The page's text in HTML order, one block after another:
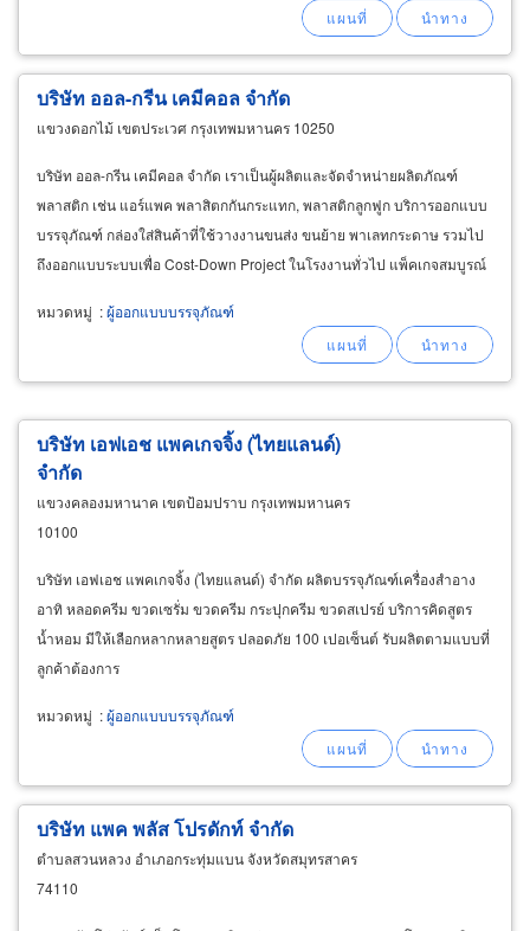
บริษัท ออล-กรีน เคมีคอล จำกัด
แขวงดอกไม้ เขตประเวศ กรุงเทพมหานคร 10250
บริษัท ออล-กรีน เคมีคอล จำกัด เราเป็นผู้ผลิตและจัดจำหน่ายผลิตภัณฑ์
พลาสติก เช่น แอร์แพค พลาสิตกกันกระแทก, พลาสติกลูกฟูก บริการออกแบบ
บรรจุภัณฑ์ กล่องใส่สินค้าที่ใช้วางงานขนส่ง ขนย้าย พาเลทกระดาษ รวมไป
ถึงออกแบบระบบเพื่อ Cost-Down Project ในโรงงานทั่วไป แพ็คเกจสมบูรณ์
หมวดหมู่ :ผู้ออกแบบบรรจุภัณฑ์
บริษัท เอฟเอช แพคเกจจิ้ง (ไทยแลนด์)
จำกัด
แขวงคลองมหานาค เขตป้อมปราบ กรุงเทพมหานคร
10100
บริษัท เอฟเอช แพคเกจจิ้ง (ไทยแลนด์) จำกัด ผลิตบรรจุภัณฑ์เครื่องสำอาง
อาทิ หลอดครีม ขวดเซรั่ม ขวดครีม กระปุกครีม ขวดสเปรย์ บริการคิดสูตร
น้ำหอม มีให้เลือกหลากหลายสูตร ปลอดภัย 100 เปอเซ็นต์ รับผลิตตามแบบที่
ลูกค้าต้องการ
หมวดหมู่ :ผู้ออกแบบบรรจุภัณฑ์
บริษัท แพค พลัส โปรดักท์ จำกัด
ตำบลสวนหลวง อำเภอกระทุ่มแบน จังหวัดสมุทรสาคร
74110